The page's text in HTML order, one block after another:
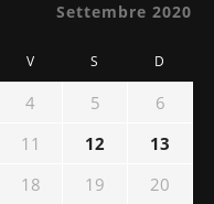
Settembre 2020
V S D
4 5
6
11 12
13
18 19 20